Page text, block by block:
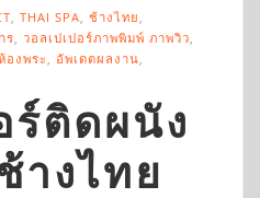
THAI SPA ช้างไทย
ร วอลเปเปอร์ภาพพิมพ์ ภาพวิว
องพระ อัพเดตผลงาน
ร์ติดผนัง
างไทย